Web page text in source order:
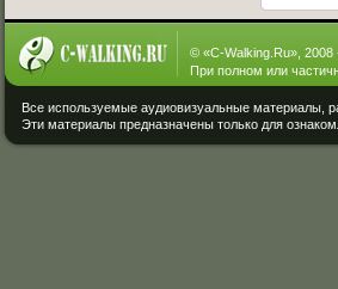
© «C-Walking.Ru», 2008
При полном или
Все используемые аудиовизуальные материалы,
Эти материалы предназначены только для